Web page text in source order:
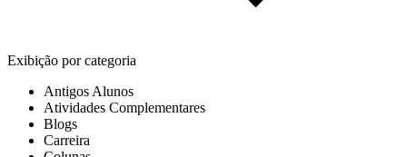
Exibição por categoria
Antigos Alunos
Atividades Complementares
Blogs
Carreira